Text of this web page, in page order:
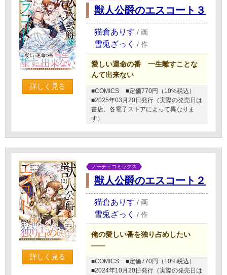
詳しく見る
獣人公爵のエスコート３
猫倉ありす / 画
雪兎ざっく / 作
愛しい運命の番 一生離すことな
んて出来ない
■COMICS
■定価770円（10%税込）
■2025年03月20日発行（実際の発売日は
書店、各電子ストアによって異なりま
す）
詳しく見る
ノーチェコミックス
獣人公爵のエスコート２
猫倉ありす / 画
雪兎ざっく / 作
俺の愛しい番を独り占めしたい
――
■COMICS
■定価770円（10%税込）
■2024年10月20日発行（実際の発売日は